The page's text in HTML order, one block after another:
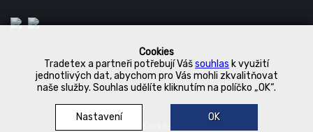
Cookies
Tradetex a partneři potřebují Vášsouhlas k využití
jednotlivých dat, abychom pro Vás mohli zkvalitňovat
naše služby. Souhlas udělíte kliknutím na políčko „OK“.
Nastavení OK